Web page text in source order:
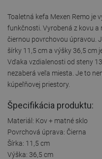
Toaletná kefa Mexen Remo je
funkčnosti. Vyrobená z kovu a
čiernou povrchovou úpravou.
šírky 11,5 cm a výšky 36,5 cm
Vďaka vzdialenosti od steny
nezaberá veľa miesta. Je to
kúpeľňovej priestory.
Špecifikácia produktu:
Materiál: Kov + matné sklo
Povrchová úprava: Čierna
Šírka: 11,5 cm
Výška: 36,5 cm